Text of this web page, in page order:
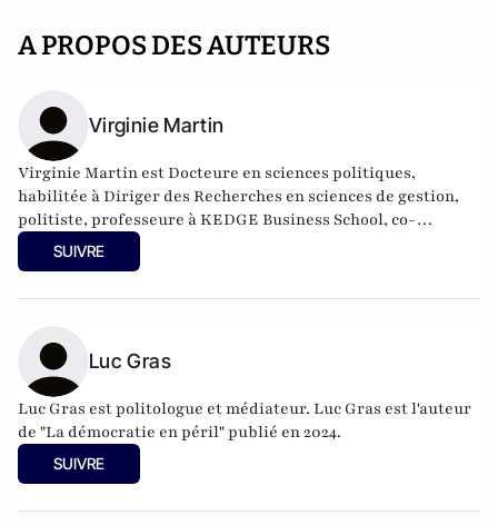
A PROPOS DES AUTEURS
Virginie Martin
Virginie Martin est Docteure en sciences politiques,
habilitée à Diriger des Recherches en sciences de gestion,
politiste, professeure à KEDGE Business School, co-
responsable du comité scientifique de la Revue Politique et
Parlementaire.
SUIVRE
Luc Gras
Luc Gras est politologue et médiateur. Luc Gras est l'auteur
de "La démocratie en péril" publié en 2024.
SUIVRE